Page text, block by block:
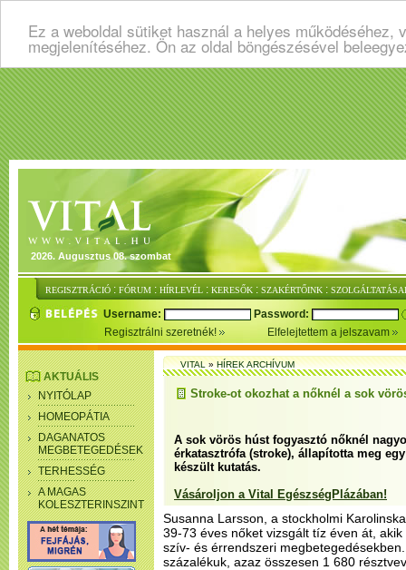
Ez a weboldal sütiket használ a helyes
megjelenítéséhez. Ön az oldal böngészésével
2026. Augusztus 08. szombat
REGISZTRÁCIÓ : FÓRUM : HÍRLEVÉL : KERESŐK : SZAKÉRTŐINK :
Username:
Password:
Regisztrálni szeretnék!
Elfelejtettem a jelszavam
AKTUÁLIS
NYITÓLAP
HOMEOPÁTIA
DAGANATOS
MEGBETEGEDÉSEK
TERHESSÉG
A MAGAS
KOLESZTERINSZINT
VITAL»HÍREK ARCHÍVUM
Stroke-ot okozhat a nőknél a sok
A sok vörös húst fogyasztó nőknél
érkatasztrófa (stroke), állapította meg
készült kutatás.
Vásároljon a Vital EgészségPlázában!
Susanna Larsson, a stockholmi
39-73 éves nőket vizsgált tíz éven át,
szív- és érrendszeri
százalékuk, azaz összesen 1 680